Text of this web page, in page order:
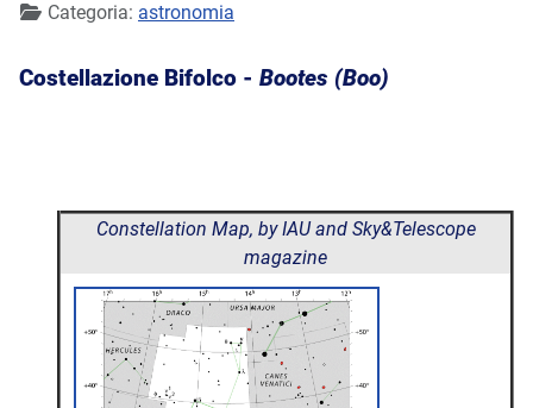
Categoria: astronomia
Costellazione Bifolco - Bootes (Boo)
Constellation Map, by IAU and Sky&Telescope
magazine